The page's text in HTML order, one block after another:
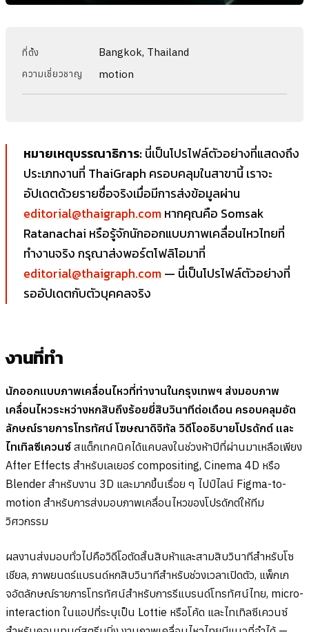
ที่ตั้ง Bangkok, Thailand
ความเชี่ยวชาญ motion
หมายเหตุบรรณาธิการ:นี่เป็นโปรไฟล์ตัวอย่างที่แสดงถึง
ประเภทงานที่ ThaiGraph ครอบคลุมในสาขานี้ เราจะ
อัปเดตด้วยรายชื่อจริงเมื่อมีการส่งข้อมูลผ่าน
editorial@thaigraph.com หากคุณคือ Somsak
Ratanachai หรือรู้จักนักออกแบบภาพเคลื่อนไหวไทยที่
ทำงานจริง กรุณาส่งพอร์ตโฟลิโอมาที่
editorial@thaigraph.com — นี่เป็นโปรไฟล์ตัวอย่างที่
รออัปเดตกับตัวบุคคลจริง
งานที่ทำ
นักออกแบบภาพเคลื่อนไหวที่ทำงานในกรุงเทพฯ ส่งมอบภาพ
เคลื่อนไหวระหว่างหกสิบถึงร้อยยี่สิบวินาทีต่อเดือน ครอบคลุมอัต
ลักษณ์รายการโทรทัศน์ โฆษณาดิจิทัล วิดีโออธิบายโปรดักต์ และ
ไทเทิลซีเควนซ์สแต็กเทคนิคได้แคบลงในช่วงห้าปีที่ผ่านมาเหลือเพียง
After Effects สำหรับเลเยอร์ compositing, Cinema 4D หรือ
Blender สำหรับงาน 3D และมากขึ้นเรื่อย ๆ ไปป์ไลน์ Figma-to-
motion สำหรับการส่งมอบภาพเคลื่อนไหวของโปรดักต์ให้ทีม
วิศวกรรม
ผลงานส่งมอบทั่วไปคือวิดีโอตัดสั้นสิบห้าและสามสิบวินาทีสำหรับโซ
เชียล, ภาพยนตร์แบรนด์หกสิบวินาทีสำหรับช่วงเวลาเปิดตัว, แพ็กเก
จอัตลักษณ์รายการโทรทัศน์สำหรับการรีแบรนด์โทรทัศน์ไทย, micro-
interaction ในแอปที่ระบุเป็น Lottie หรือโค้ด และไทเทิลซีเควนซ์